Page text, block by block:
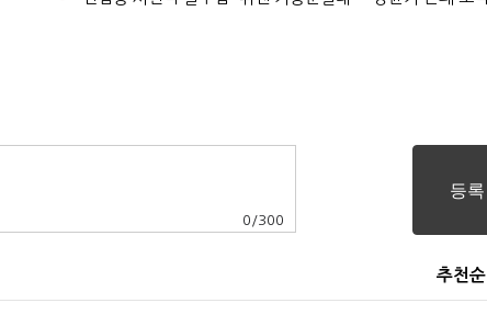
0 /300
추천순